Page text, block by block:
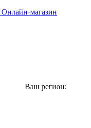
Онлайн-магазин
Ваш регион: